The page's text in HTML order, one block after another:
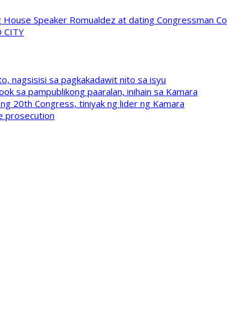
Speaker Romualdez at dating Congressman Co
CITY
nagsisisi sa pagkakadawit nito sa isyu
sa pampublikong paaralan, inihain sa Kamara
20th Congress, tiniyak ng lider ng Kamara
prosecution